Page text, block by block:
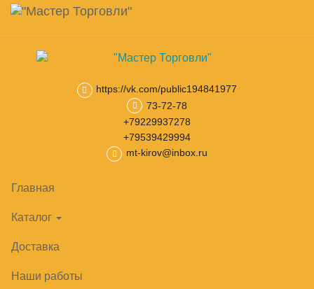
Skip
main
content
Навигация
https://vk.com/public194841977
73-72-78
+79229937278
+79539429994
mt-kirov@inbox.ru
Главная
Каталог
Доставка
Наши работы
Корзина
товар(ов)
Линии раздачи Линия раздачи Аста